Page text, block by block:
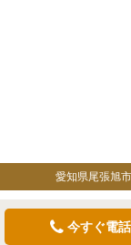
愛知県尾張旭
今すぐ電